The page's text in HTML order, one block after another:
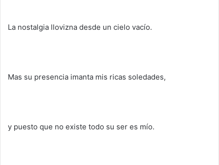
La nostalgia llovizna desde un cielo vacío.
Mas su presencia imanta mis ricas soledades,
y puesto que no existe todo su ser es mío.